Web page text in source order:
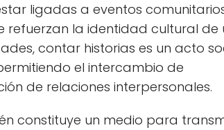
ligadas a eventos
refuerzan la identidad cultural de
contar historias es un acto
el intercambio de
de relaciones interpersonales.
constituye un medio para